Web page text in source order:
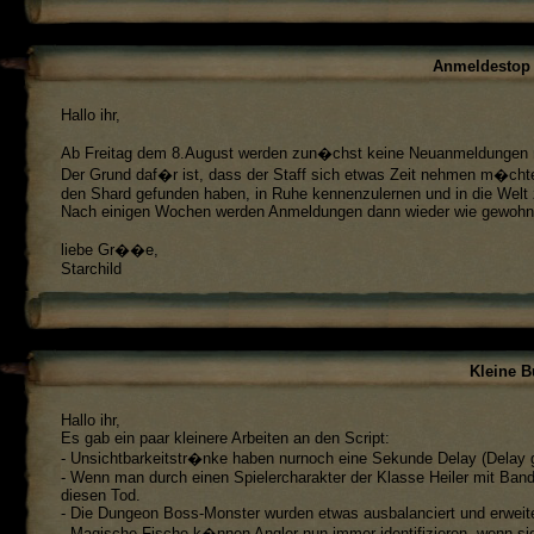
Hallo ihr,
Ab Freitag dem 8.August werden zun�chst keine Neuanmeldungen
Der Grund daf�r ist, dass der Staff sich etwas Zeit nehmen
den Shard gefunden haben, in Ruhe kennenzulernen und in die Welt
Nach einigen Wochen werden Anmeldungen dann wieder wie
liebe Gr��e,
Starchild
Kleine
Hallo ihr,
Es gab ein paar kleinere Arbeiten an den Script:
- Unsichtbarkeitstr�nke haben nurnoch eine Sekunde Delay
- Wenn man durch einen Spielercharakter der Klasse Heiler mit
diesen Tod.
- Die Dungeon Boss-Monster wurden etwas ausbalanciert und